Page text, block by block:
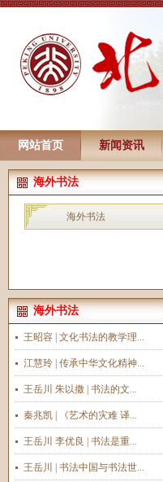
网站首页 新闻资讯
海外书法
海外书法
海外书法
王昭容 | 文化书法的教学理...
江慧玲 | 传承中华文化精神...
王岳川 朱以撒 | 书法的文...
秦兆凯 | 《艺术的灾难 译...
王岳川 李优良 | 书法是重...
王岳川 | 书法中国与书法世...